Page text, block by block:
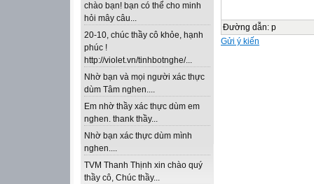
chào bạn! bạn có thể cho minh
hỏi mây câu...
20-10, chúc thầy cô khỏe, hạnh
phúc !
http://violet.vn/tinhbotnghe/...
Nhờ bạn và mọi người xác thực
dùm Tâm nghen....
Em nhờ thầy xác thực dùm em
nghen. thank thầy...
Nhờ bạn xác thực dùm mình
nghen....
TVM Thanh Thịnh xin chào quý
thầy cô, Chúc thầy...
Đường dẫn: p
Gửi ý kiến